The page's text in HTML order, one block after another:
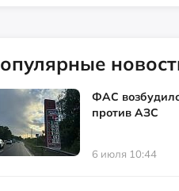
Популярные
ФАС
против АЗС
6 июля 10:44